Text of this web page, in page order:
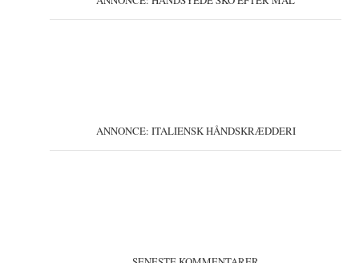
ANNONCE: ITALIENSK HÅNDSKRÆDDERI